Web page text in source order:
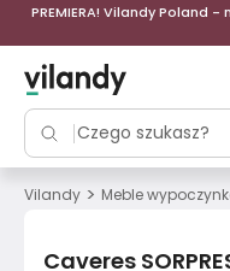
PREMIERA! Vilandy Poland
Vilandy > Meble
Caveres